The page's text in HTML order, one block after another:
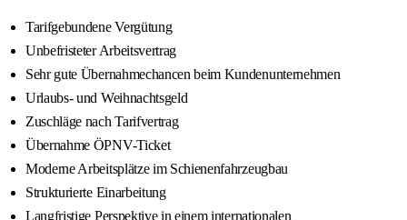
Tarifgebundene Vergütung
Unbefristeter Arbeitsvertrag
Sehr gute Übernahmechancen beim Kundenunternehmen
Urlaubs- und Weihnachtsgeld
Zuschläge nach Tarifvertrag
Übernahme ÖPNV-Ticket
Moderne Arbeitsplätze im Schienenfahrzeugbau
Strukturierte Einarbeitung
Langfristige Perspektive in einem internationalen